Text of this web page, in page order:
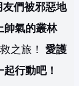
們被邪惡地
帥氣的叢林
之旅！
愛護
行動吧！